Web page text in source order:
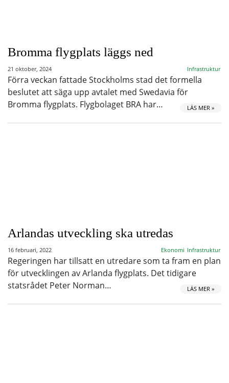
Bromma flygplats läggs ned
21 oktober, 2024 Infrastruktur
Förra veckan fattade Stockholms stad det formella
beslutet att säga upp avtalet med Swedavia för
Bromma flygplats. Flygbolaget BRA har…
LÄS MER »
Arlandas utveckling ska utredas
16 februari, 2022 Ekonomi Infrastruktur
Regeringen har tillsatt en utredare som ta fram en plan
för utvecklingen av Arlanda flygplats. Det tidigare
statsrådet Peter Norman…
LÄS MER »